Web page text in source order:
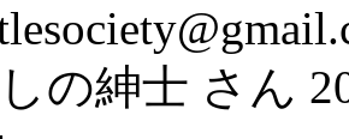
の紳士 さん